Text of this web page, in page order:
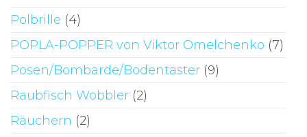
Polbrille (4)
POPLA-POPPER von Viktor Omelchenko (7)
Posen/Bombarde/Bodentaster (9)
Raubfisch Wobbler (2)
Räuchern (2)